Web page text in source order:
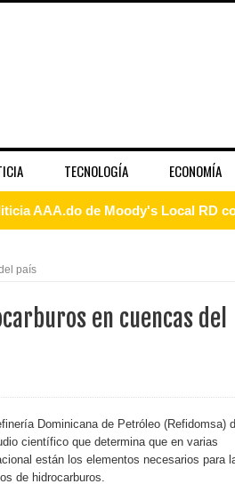
TECNOLOGÍA ECONOMÍA
y nos regala el “Canto a la
para residencias artísticas
fusiones e invitados de lujo en el
dominicana más taquillera del
país
en cuencas del
Dominicana de Petróleo (Refidomsa)
científico que determina que en varias
están los elementos necesarios para
de hidrocarburos.